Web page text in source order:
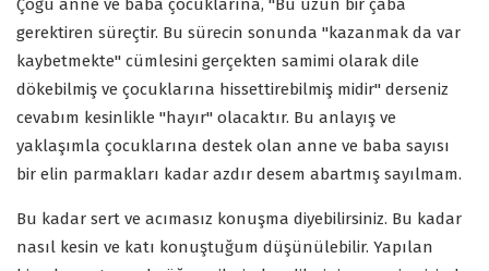
Çoğu anne ve baba çocuklarına, "Bu uzun bir çaba
gerektiren süreçtir. Bu sürecin sonunda "kazanmak da var
kaybetmekte" cümlesini gerçekten samimi olarak dile
dökebilmiş ve çocuklarına hissettirebilmiş midir" derseniz
cevabım kesinlikle "hayır" olacaktır. Bu anlayış ve
yaklaşımla çocuklarına destek olan anne ve baba sayısı
bir elin parmakları kadar azdır desem abartmış sayılmam.
Bu kadar sert ve acımasız konuşma diyebilirsiniz. Bu kadar
nasıl kesin ve katı konuştuğum düşünülebilir. Yapılan